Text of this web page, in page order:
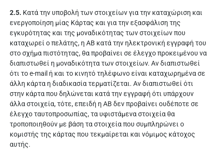
2.5. Κατά την υποβολή των στοιχείων για την καταχώριση και
ενεργοποίηση μίας Κάρτας και για την εξασφάλιση της
εγκυρότητας και της μοναδικότητας των στοιχείων που
καταχωρεί ο πελάτης, η ΑΒ κατά την ηλεκτρονική εγγραφή του
στο σχήμα πιστότητας, θα προβαίνει σε έλεγχο προκειμένου να
διαπιστωθεί η μοναδικότητα των στοιχείων. Αν διαπιστωθεί
ότι το e-mail ή και το κινητό τηλέφωνο είναι καταχωρημένα σε
άλλη κάρτα η διαδικασία τερματίζεται. Αν διαπιστωθεί ότι
στην κάρτα που δηλώνεται κατά την εγγραφή ότι υπάρχουν
άλλα στοιχεία, τότε, επειδή η ΑΒ δεν προβαίνει ουδέποτε σε
έλεγχο ταυτοπροσωπίας, τα υφιστάμενα στοιχεία θα
τροποποιηθούν με βάση τα στοιχεία που συμπληρώνει ο
κομιστής της κάρτας που τεκμαίρεται και νόμιμος κάτοχος
αυτής.